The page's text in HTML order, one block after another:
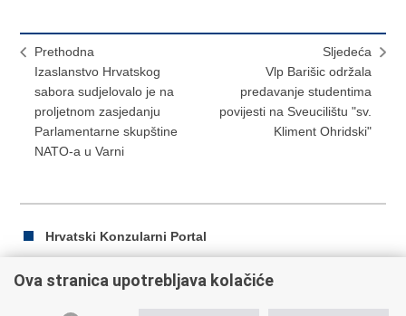
Prethodna
Izaslanstvo Hrvatskog
sabora sudjelovalo je na
proljetnom zasjedanju
Parlamentarne skupštine
NATO-a u Varni
Sljedeća
Vlp Barišic održala
predavanje studentima
povijesti na Sveucilištu "sv.
Kliment Ohridski"
Hrvatski Konzularni Portal
Ova stranica upotrebljava kolačiće